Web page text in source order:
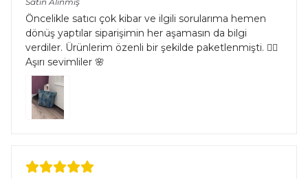
Öncelikle satıcı çok kibar ve ilgili sorularıma hemen
dönüş yaptılar siparişimin her aşamasın da bilgi
verdiler. Ürünlerim özenli bir şekilde paketlenmişti. 👌🏻
Aşırı sevimliler 🌸